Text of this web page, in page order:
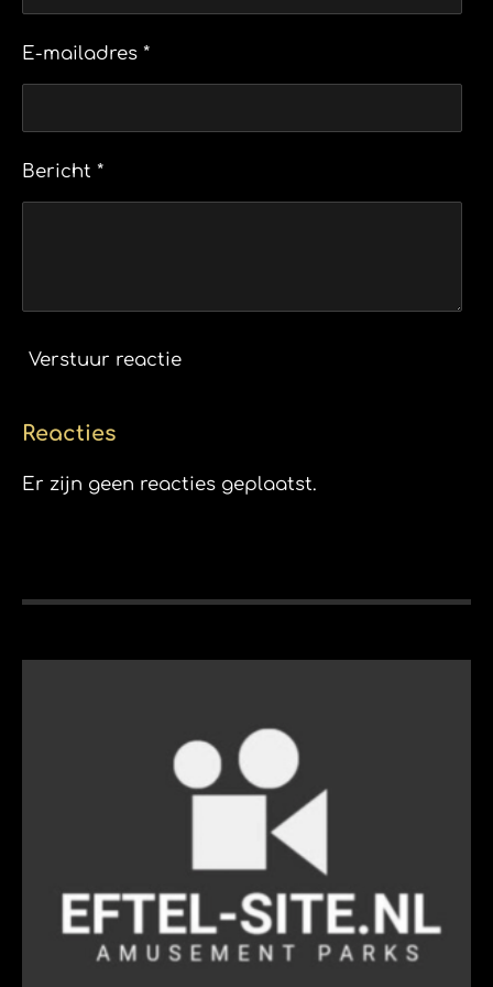
E-mailadres *
Bericht *
Verstuur reactie
Reacties
Er zijn geen reacties geplaatst.